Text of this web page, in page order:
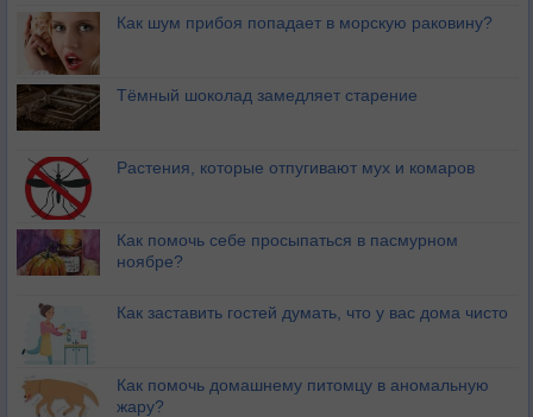
Как шум прибоя попадает в морскую раковину?
Тёмный шоколад замедляет старение
Растения, которые отпугивают мух и комаров
Как помочь себе просыпаться в пасмурном
ноябре?
Как заставить гостей думать, что у вас дома чисто
Как помочь домашнему питомцу в аномальную
жару?